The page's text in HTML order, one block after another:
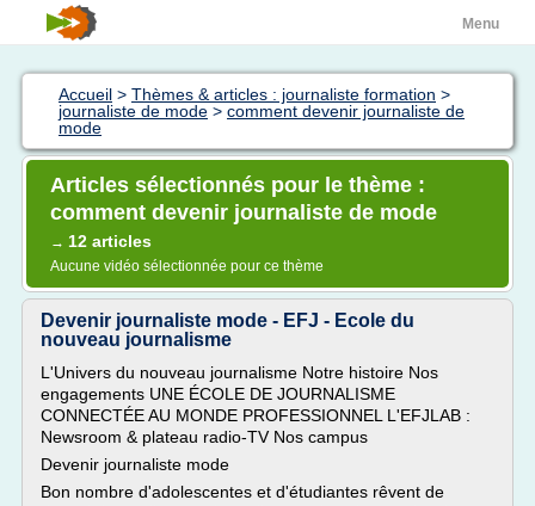
Menu
Accueil > Thèmes & articles : journaliste formation >
journaliste de mode > comment devenir journaliste de
mode
Articles sélectionnés pour le thème :
comment devenir journaliste de mode
→ 12 articles
Aucune vidéo sélectionnée pour ce thème
Devenir journaliste mode - EFJ - Ecole du
nouveau journalisme
L'Univers du nouveau journalisme Notre histoire Nos
engagements UNE ÉCOLE DE JOURNALISME
CONNECTÉE AU MONDE PROFESSIONNEL L'EFJLAB :
Newsroom & plateau radio-TV Nos campus
Devenir journaliste mode
Bon nombre d'adolescentes et d'étudiantes rêvent de